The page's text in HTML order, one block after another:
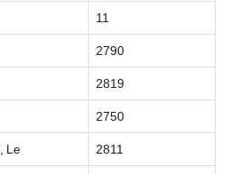
11
2790
2819
2750
Le 2811